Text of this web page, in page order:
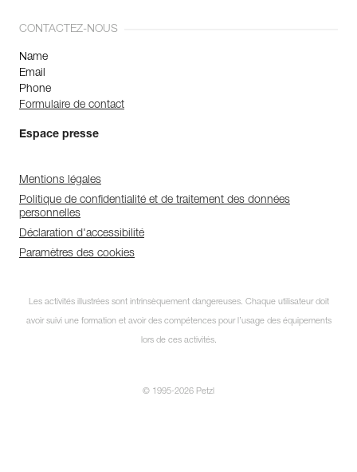
CONTACTEZ-NOUS
Name
Email
Phone
Formulaire de contact
Espace presse
Mentions légales
Politique de confidentialité et de traitement des données
personnelles
Déclaration d'accessibilité
Paramètres des cookies
Les activités illustrées sont intrinsèquement dangereuses. Chaque utilisateur doit
avoir suivi une formation et avoir des compétences pour l’usage des équipements
lors de ces activités.
© 1995-2026 Petzl